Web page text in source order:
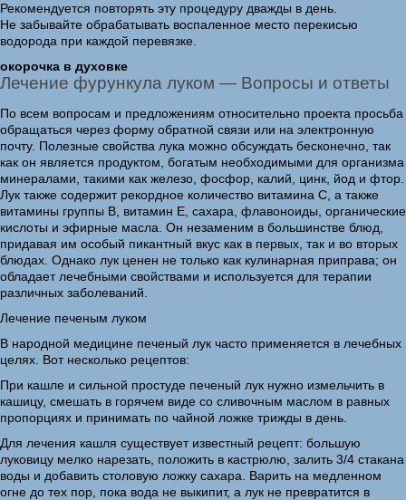
Рекомендуется повторять эту процедуру дважды в день.
Не забывайте обрабатывать воспаленное место перекисью
водорода при каждой перевязке.
окорочка в духовке
Лечение фурункула луком — Вопросы и ответы
По всем вопросам и предложениям относительно проекта просьба
обращаться через форму обратной связи или на электронную
почту. Полезные свойства лука можно обсуждать бесконечно, так
как он является продуктом, богатым необходимыми для организма
минералами, такими как железо, фосфор, калий, цинк, йод и фтор.
Лук также содержит рекордное количество витамина С, а также
витамины группы В, витамин Е, сахара, флавоноиды, органические
кислоты и эфирные масла. Он незаменим в большинстве блюд,
придавая им особый пикантный вкус как в первых, так и во вторых
блюдах. Однако лук ценен не только как кулинарная приправа; он
обладает лечебными свойствами и используется для терапии
различных заболеваний.
Лечение печеным луком
В народной медицине печеный лук часто применяется в лечебных
целях. Вот несколько рецептов:
При кашле и сильной простуде печеный лук нужно измельчить в
кашицу, смешать в горячем виде со сливочным маслом в равных
пропорциях и принимать по чайной ложке трижды в день.
Для лечения кашля существует известный рецепт: большую
луковицу мелко нарезать, положить в кастрюлю, залить 3/4 стакана
воды и добавить столовую ложку сахара. Варить на медленном
огне до тех пор, пока вода не выкипит, а лук не превратится в